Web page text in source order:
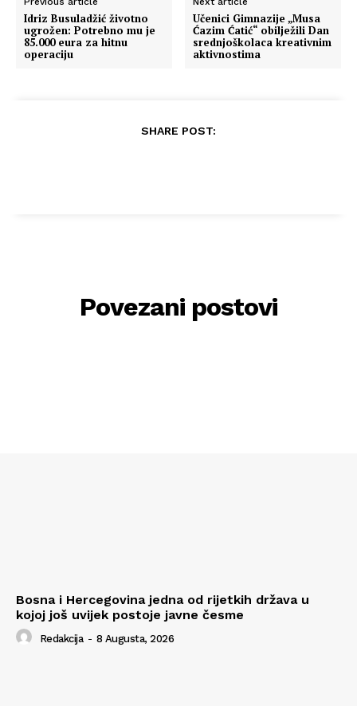
Idriz Busuladžić životno
ugrožen: Potrebno mu je
85.000 eura za hitnu
operaciju
Učenici Gimnazije „Musa
Ćazim Ćatić“ obilježili Dan
srednjoškolaca kreativnim
aktivnostima
SHARE POST:
Povezani postovi
Bosna i Hercegovina jedna od rijetkih država u
kojoj još uvijek postoje javne česme
Redakcija - 8 Augusta, 2026